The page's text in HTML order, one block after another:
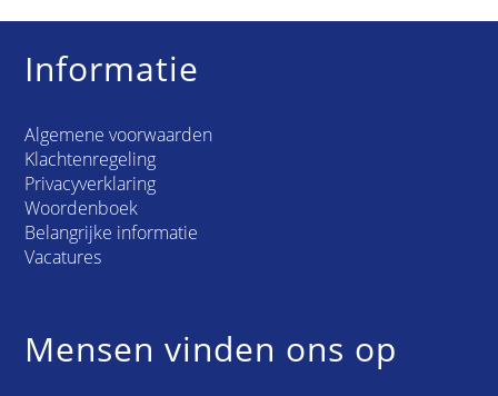
Informatie
Algemene voorwaarden
Klachtenregeling
Privacyverklaring
Woordenboek
Belangrijke informatie
Vacatures
Mensen vinden ons op